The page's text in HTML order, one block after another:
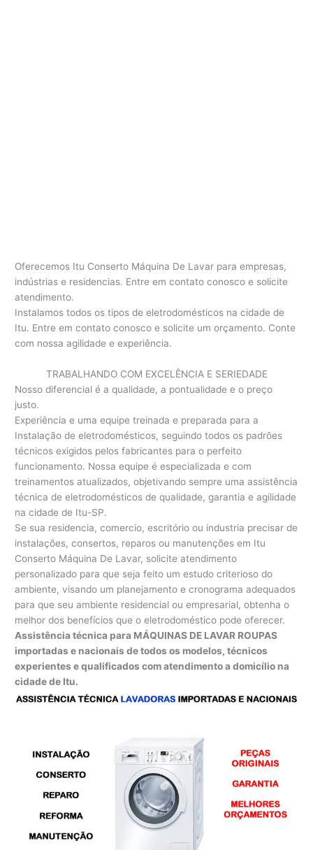
Oferecemos Itu Conserto Máquina De Lavar para empresas,
indústrias e residencias. Entre em contato conosco e solicite
atendimento.
Instalamos todos os tipos de eletrodomésticos na cidade de
Itu. Entre em contato conosco e solicite um orçamento. Conte
com nossa agilidade e experiência.
TRABALHANDO COM EXCELÊNCIA E SERIEDADE
Nosso diferencial é a qualidade, a pontualidade e o preço
justo.
Experiência e uma equipe treinada e preparada para a
Instalação de eletrodomésticos, seguindo todos os padrões
técnicos exigidos pelos fabricantes para o perfeito
funcionamento. Nossa equipe é especializada e com
treinamentos atualizados, objetivando sempre uma assistência
técnica de eletrodomésticos de qualidade, garantia e agilidade
na cidade de Itu-SP.
Se sua residencia, comercio, escritório ou industria precisar de
instalações, consertos, reparos ou manutenções em Itu
Conserto Máquina De Lavar, solicite atendimento
personalizado para que seja feito um estudo criterioso do
ambiente, visando um planejamento e cronograma adequados
para que seu ambiente residencial ou empresarial, obtenha o
melhor dos benefícios que o eletrodoméstico pode oferecer.
Assistência técnica para MÁQUINAS DE LAVAR ROUPAS
importadas e nacionais de todos os modelos, técnicos
experientes e qualificados com atendimento a domicílio na
cidade de Itu.